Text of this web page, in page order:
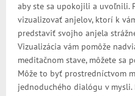
aby ste sa upokojili a uvoľnili.
vizualizovať anjelov, ktorí k
predstaviť svojho anjela
Vizualizácia vám pomôže
meditačnom stave, môžete sa
Môže to byť prostredníctvom
jednoduchého dialógu v